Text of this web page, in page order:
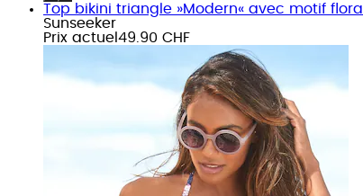
Top bikini triangle »Modern« avec motif floral
Sunseeker
Prix actuel 49.90 CHF